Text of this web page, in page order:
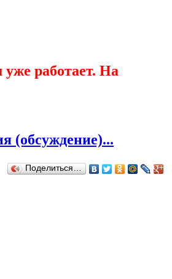
работает. На
(обсуждение)...
Поделиться…